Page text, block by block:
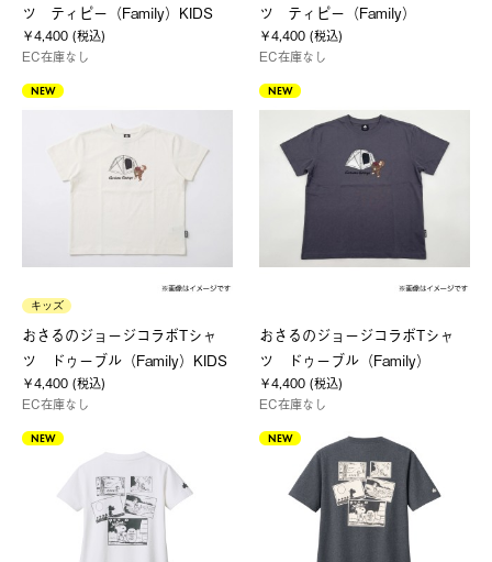
ツ ティピー（Family）KIDS
￥4,400 (税込)
EC在庫なし
ツ ティピー（Family）
￥4,400 (税込)
EC在庫なし
NEW
キッズ
おさるのジョージコラボTシャ
ツ ドゥーブル（Family）KIDS
￥4,400 (税込)
EC在庫なし
NEW
おさるのジョージコラボTシャ
ツ ドゥーブル（Family）
￥4,400 (税込)
EC在庫なし
NEW NEW